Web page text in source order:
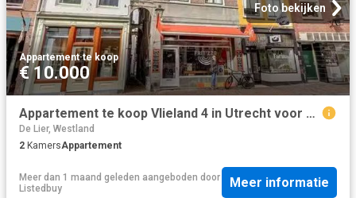
Foto bekijken
Appartement·te koop
€ 10.000
Appartement te koop Vlieland 4 in Utrecht voor € 225.000
De Lier, Westland
2 KamersAppartement
Meer dan 1 maand geleden aangeboden door
Listedbuy
Meer informatie